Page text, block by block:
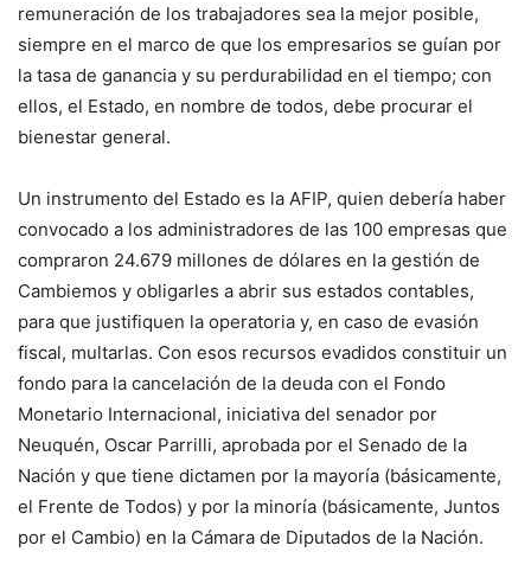
remuneración de los trabajadores sea la mejor posible,
siempre en el marco de que los empresarios se guían por
la tasa de ganancia y su perdurabilidad en el tiempo; con
ellos, el Estado, en nombre de todos, debe procurar el
bienestar general.
Un instrumento del Estado es la AFIP, quien debería haber
convocado a los administradores de las 100 empresas que
compraron 24.679 millones de dólares en la gestión de
Cambiemos y obligarles a abrir sus estados contables,
para que justifiquen la operatoria y, en caso de evasión
fiscal, multarlas. Con esos recursos evadidos constituir un
fondo para la cancelación de la deuda con el Fondo
Monetario Internacional, iniciativa del senador por
Neuquén, Oscar Parrilli, aprobada por el Senado de la
Nación y que tiene dictamen por la mayoría (básicamente,
el Frente de Todos) y por la minoría (básicamente, Juntos
por el Cambio) en la Cámara de Diputados de la Nación.